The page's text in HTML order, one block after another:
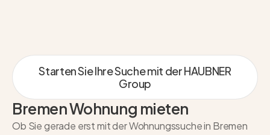
Starten Sie Ihre Suche mit der HAUBNER
Group
Bremen Wohnung mieten
Ob Sie gerade erst mit der Wohnungssuche in Bremen